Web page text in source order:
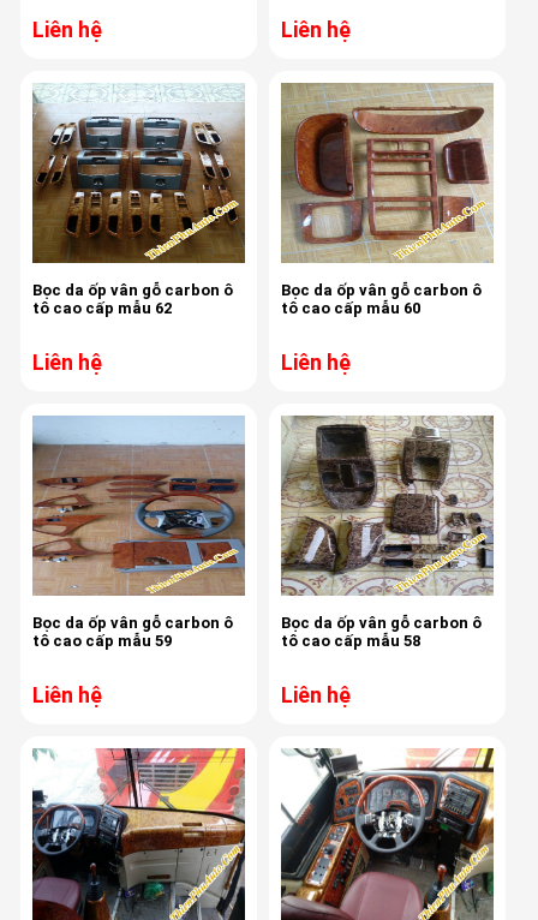
Liên hệ Liên hệ
Bọc da ốp vân gỗ carbon ô
tô cao cấp mẫu 62
Liên hệ
Bọc da ốp vân gỗ carbon ô
tô cao cấp mẫu 60
Liên hệ
Bọc da ốp vân gỗ carbon ô
tô cao cấp mẫu 59
Liên hệ
Bọc da ốp vân gỗ carbon ô
tô cao cấp mẫu 58
Liên hệ